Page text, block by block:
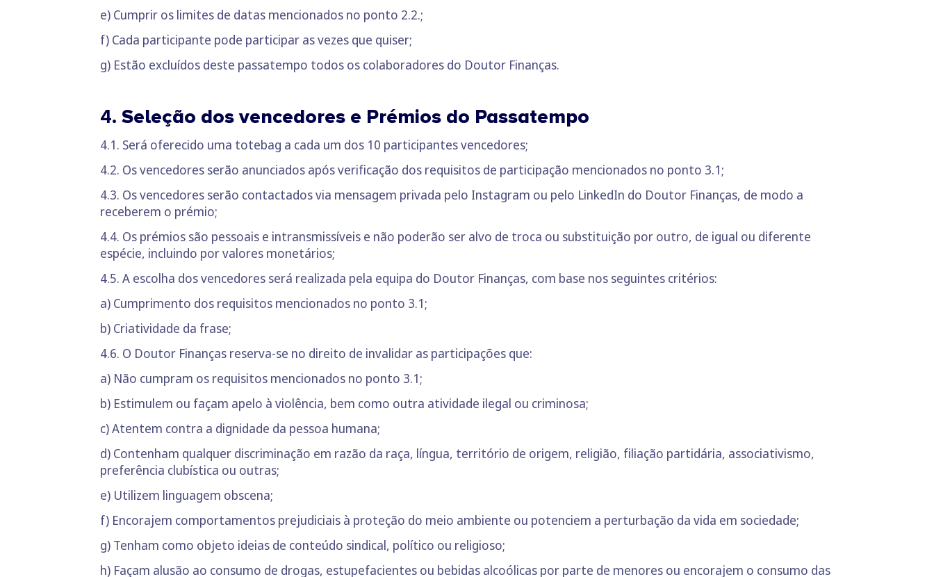
e) Cumprir os limites de datas mencionados no ponto 2.2.;
f) Cada participante pode participar as vezes que quiser;
g) Estão excluídos deste passatempo todos os colaboradores do Doutor Finanças.
4. Seleção dos vencedores e Prémios do Passatempo
4.1. Será oferecido uma totebag a cada um dos 10 participantes vencedores;
4.2. Os vencedores serão anunciados após verificação dos requisitos de participação mencionados no ponto 3.1;
4.3. Os vencedores serão contactados via mensagem privada pelo Instagram ou pelo LinkedIn do Doutor Finanças, de modo a
receberem o prémio;
4.4. Os prémios são pessoais e intransmissíveis e não poderão ser alvo de troca ou substituição por outro, de igual ou diferente
espécie, incluindo por valores monetários;
4.5. A escolha dos vencedores será realizada pela equipa do Doutor Finanças, com base nos seguintes critérios:
a) Cumprimento dos requisitos mencionados no ponto 3.1;
b) Criatividade da frase;
4.6. O Doutor Finanças reserva-se no direito de invalidar as participações que:
a) Não cumpram os requisitos mencionados no ponto 3.1;
b) Estimulem ou façam apelo à violência, bem como outra atividade ilegal ou criminosa;
c) Atentem contra a dignidade da pessoa humana;
d) Contenham qualquer discriminação em razão da raça, língua, território de origem, religião, filiação partidária, associativismo,
preferência clubística ou outras;
e) Utilizem linguagem obscena;
f) Encorajem comportamentos prejudiciais à proteção do meio ambiente ou potenciem a perturbação da vida em sociedade;
g) Tenham como objeto ideias de conteúdo sindical, político ou religioso;
h) Façam alusão ao consumo de drogas, estupefacientes ou bebidas alcoólicas por parte de menores ou encorajem o consumo das